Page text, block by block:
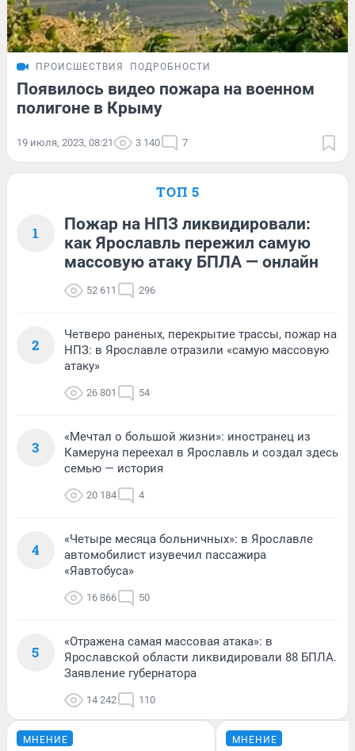
ПРОИСШЕСТВИЯ ПОДРОБНОСТИ
Появилось видео пожара на военном
полигоне в Крыму
19 июля, 2023, 08:21 3 140 7
ТОП 5
1
Пожар на НПЗ ликвидировали:
как Ярославль пережил самую
массовую атаку БПЛА — онлайн
52 611 296
2
Четверо раненых, перекрытие трассы, пожар на
НПЗ: в Ярославле отразили «самую массовую
атаку»
26 801 54
3
«Мечтал о большой жизни»: иностранец из
Камеруна переехал в Ярославль и создал здесь
семью — история
20 184 4
4
«Четыре месяца больничных»: в Ярославле
автомобилист изувечил пассажира
«Яавтобуса»
16 866 50
5
«Отражена самая массовая атака»: в
Ярославской области ликвидировали 88 БПЛА.
Заявление губернатора
14 242 110
МНЕНИЕ МНЕНИЕ